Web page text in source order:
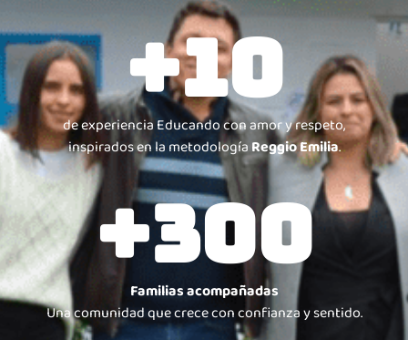
+10
de experiencia Educando con amor y respeto,
inspirados en la metodologíaReggio Emilia.
+300
Familias acompañadas
Una comunidad que crece con confianza y sentido.